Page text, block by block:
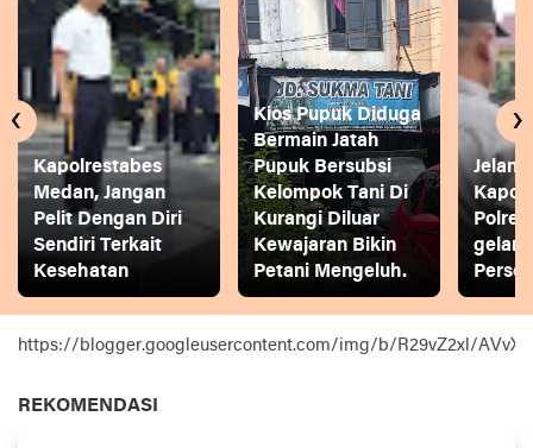
Kapolrestabes
Medan, Jangan
Pelit Dengan Diri
Sendiri Terkait
Kesehatan
Kios Pupuk Diduga
Bermain Jatah
Pupuk Bersubsi
Kelompok Tani Di
Kurangi Diluar
Kewajaran Bikin
Petani Mengeluh.
gelar
‹ ›
https://blogger.googleusercontent.com/img/b/R29vZ2xl/
REKOMENDASI